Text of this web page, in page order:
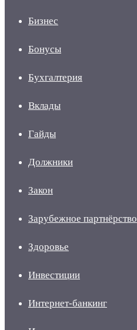
Бизнес
Бонусы
Бухгалтерия
Вклады
Гайды
Должники
Закон
Зарубежное партнёрство
Здоровье
Инвестиции
Интернет-банкинг